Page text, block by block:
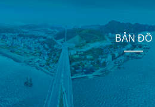
BẢN ĐỒ